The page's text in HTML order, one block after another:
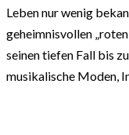
Leben nur wenig
geheimnisvollen
seinen tiefen Fall bis
musikalische Moden,